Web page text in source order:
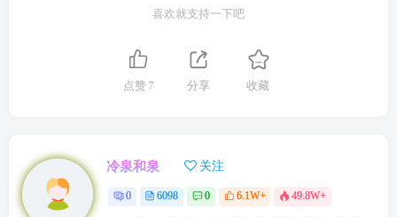
喜欢就支持一下吧
点赞 7 分享 收藏
冷泉和泉 关注
0 6098 0 6.1W+ 49.8W+